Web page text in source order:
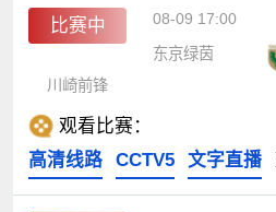
比赛中 08-09 17:00
东京绿茵
川崎前锋
观看比赛：
高清线路
CCTV5 文字直播